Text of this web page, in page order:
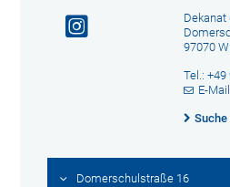
97070
Tel.:
E-Mail
Domerschulstraße 16